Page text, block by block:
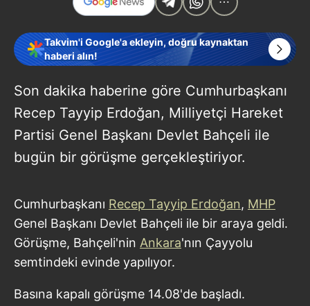
Takvim'i Google'a ekleyin, doğru kaynaktan
haberi alın!
Son dakika haberine göre Cumhurbaşkanı
Recep Tayyip Erdoğan, Milliyetçi Hareket
Partisi Genel Başkanı Devlet Bahçeli ile
bugün bir görüşme gerçekleştiriyor.
Cumhurbaşkanı Recep Tayyip Erdoğan, MHP
Genel Başkanı Devlet Bahçeli ile bir araya geldi.
Görüşme, Bahçeli'nin Ankara'nın Çayyolu
semtindeki evinde yapılıyor.
Basına kapalı görüşme 14.08'de başladı.